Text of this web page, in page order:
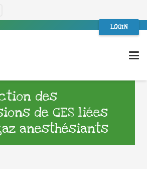
LOGIN
des
de GES liées
anesthésiants